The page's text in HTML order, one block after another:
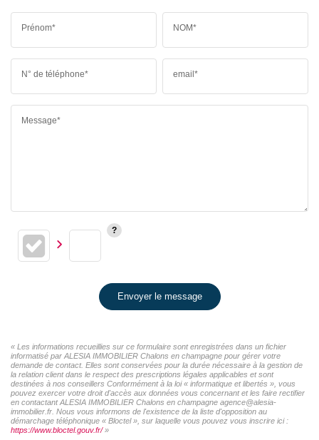
Prénom* NOM*
N° de téléphone* email*
Message*
Envoyer le message
« Les informations recueillies sur ce formulaire sont enregistrées dans un fichier
informatisé par ALESIA IMMOBILIER Chalons en champagne pour gérer votre
demande de contact. Elles sont conservées pour la durée nécessaire à la gestion de
la relation client dans le respect des prescriptions légales applicables et sont
destinées à nos conseillers Conformément à la loi « informatique et libertés », vous
pouvez exercer votre droit d'accès aux données vous concernant et les faire rectifier
en contactant ALESIA IMMOBILIER Chalons en champagne agence@alesia-
immobilier.fr. Nous vous informons de l'existence de la liste d'opposition au
démarchage téléphonique « Bloctel », sur laquelle vous pouvez vous inscrire ici :
https://www.bloctel.gouv.fr/»